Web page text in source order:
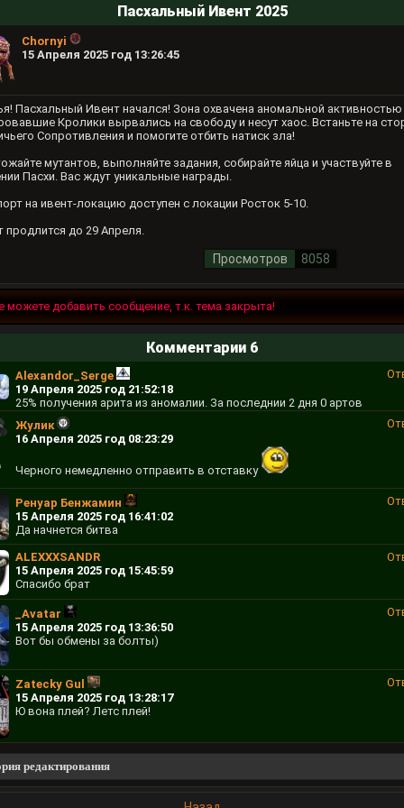
Пасхальный Ивент 2025
Chornyi
15 Апреля 2025 год 13:26:45
Пасхальный Ивент начался! Зона охвачена аномальной
Кролики вырвались на свободу и несут хаос. Встаньте на
Сопротивления и помогите отбить натиск зла!
мутантов, выполняйте задания, собирайте яйца и участвуйте в
Пасхи. Вас ждут уникальные награды.
на ивент-локацию доступен с локации Росток 5-10.
продлится до 29 Апреля.
Просмотров 8058
можете добавить сообщение, т.к. тема закрыта!
Комментарии 6
Alexandor_Serge
19 Апреля 2025 год 21:52:18
25% получения арита из аномалии. За последнии 2 дня 0 артов
Жулик
16 Апреля 2025 год 08:23:29
Черного немедленно отправить в отставку
Ренуар Бенжамин
15 Апреля 2025 год 16:41:02
Да начнется битва
ALEXXXSANDR
15 Апреля 2025 год 15:45:59
Спасибо брат
_Avatar
15 Апреля 2025 год 13:36:50
Вот бы обмены за болты)
Zatecky Gul
15 Апреля 2025 год 13:28:17
Ю вона плей? Летс плей!
редактирования